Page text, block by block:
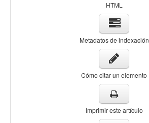
HTML
Metadatos de indexación
Cómo citar un elemento
Imprimir este artículo